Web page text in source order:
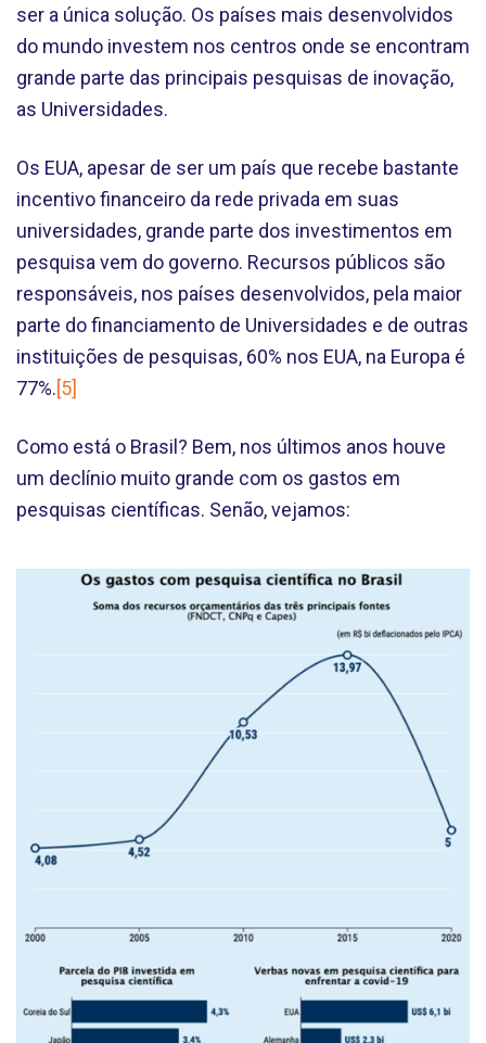
ser a única solução. Os países mais desenvolvidos
do mundo investem nos centros onde se encontram
grande parte das principais pesquisas de inovação,
as Universidades.
Os EUA, apesar de ser um país que recebe bastante
incentivo financeiro da rede privada em suas
universidades, grande parte dos investimentos em
pesquisa vem do governo. Recursos públicos são
responsáveis, nos países desenvolvidos, pela maior
parte do financiamento de Universidades e de outras
instituições de pesquisas, 60% nos EUA, na Europa é
77%.[5]
Como está o Brasil? Bem, nos últimos anos houve
um declínio muito grande com os gastos em
pesquisas científicas. Senão, vejamos: